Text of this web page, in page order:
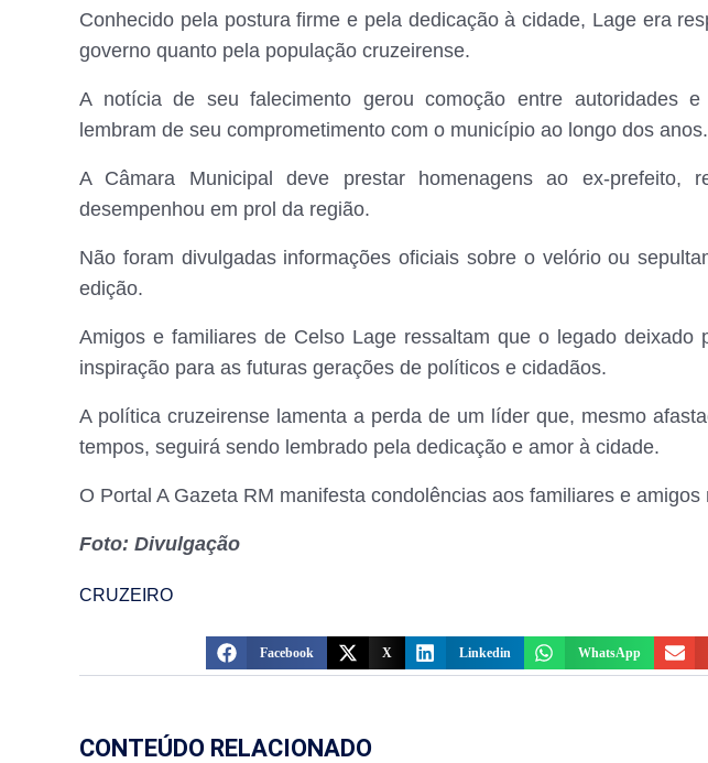
Conhecido pela postura firme e pela dedicação à cidade, Lage era
governo quanto pela população cruzeirense.
A notícia de seu falecimento gerou comoção entre autoridades
lembram de seu comprometimento com o município ao longo dos anos.
A Câmara Municipal deve prestar homenagens ao ex-prefeito,
desempenhou em prol da região.
Não foram divulgadas informações oficiais sobre o velório ou
edição.
Amigos e familiares de Celso Lage ressaltam que o legado deixado
inspiração para as futuras gerações de políticos e cidadãos.
A política cruzeirense lamenta a perda de um líder que, mesmo
tempos, seguirá sendo lembrado pela dedicação e amor à cidade.
O Portal A Gazeta RM manifesta condolências aos familiares e
Foto: Divulgação
CRUZEIRO
Facebook X Linkedin WhatsApp
CONTEÚDO RELACIONADO